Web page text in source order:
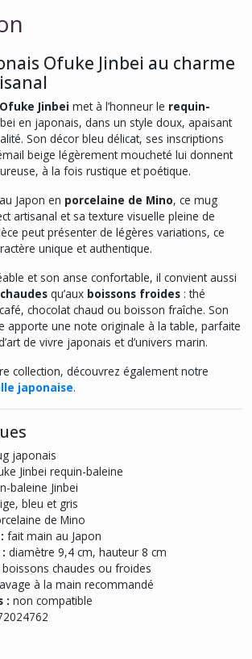
Ofuke Jinbei au charme
Jinbei met à l’honneur le requin-
en japonais, dans un style doux, apaisant
Son décor bleu délicat, ses inscriptions
beige légèrement moucheté lui donnent
à la fois rustique et poétique.
Japon en porcelaine de Mino, ce mug
artisanal et sa texture visuelle pleine de
peut présenter de légères variations, ce
unique et authentique.
et son anse confortable, il convient aussi
qu’aux boissons froides : thé
chocolat chaud ou boisson fraîche. Son
apporte une note originale à la table, parfaite
de vivre japonais et d’univers marin.
collection, découvrez également notre
japonaise.
japonais
Jinbei requin-baleine
baleine Jinbei
bleu et gris
de Mino
fait main au Japon
diamètre 9,4 cm, hauteur 8 cm
boissons chaudes ou froides
à la main recommandé
: non compatible